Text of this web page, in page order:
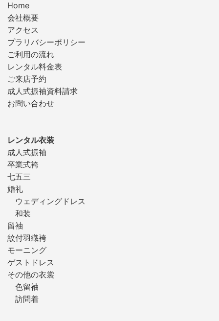
Home
会社概要
アクセス
プラリバシーポリシー
ご利用の流れ
レンタル料金表
ご来店予約
成人式振袖資料請求
お問い合わせ
レンタル衣装
成人式振袖
卒業式袴
七五三
婚礼
ウェディングドレス
和装
留袖
紋付羽織袴
モーニング
ゲストドレス
その他の衣裳
色留袖
訪問着